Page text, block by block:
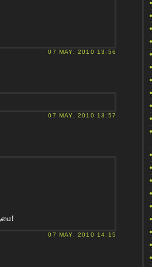
07 MAY, 2010 13:56
07 MAY, 2010 13:57
07 MAY, 2010 14:15